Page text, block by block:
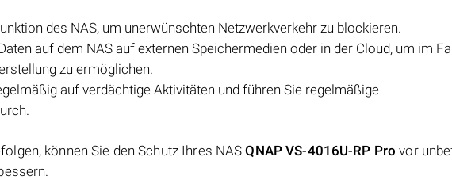
des NAS, um unerwünschten Netzwerkverkehr zu blockieren.
auf dem NAS auf externen Speichermedien oder in der Cloud, um im
zu ermöglichen.
auf verdächtige Aktivitäten und führen Sie regelmäßige
können Sie den Schutz Ihres NASQNAP VS-4016U-RP Pro vor